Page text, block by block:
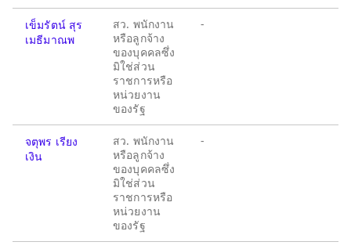
เข็มรัตน์ สุร
เมธีมาณพ
สว. พนักงาน
หรือลูกจ้าง
ของบุคคลซึ่ง
มิใช่ส่วน
ราชการหรือ
หน่วยงาน
ของรัฐ
-
จตุพร เรียง
เงิน
สว. พนักงาน
หรือลูกจ้าง
ของบุคคลซึ่ง
มิใช่ส่วน
ราชการหรือ
หน่วยงาน
ของรัฐ
-